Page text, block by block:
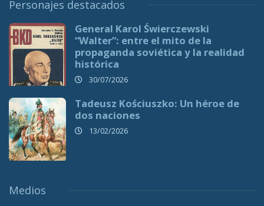
Personajes destacados
General Karol Świerczewski
“Walter”: entre el mito de la
propaganda soviética y la realidad
histórica
30/07/2026
Tadeusz Kościuszko: Un héroe de
dos naciones
13/02/2026
Medios